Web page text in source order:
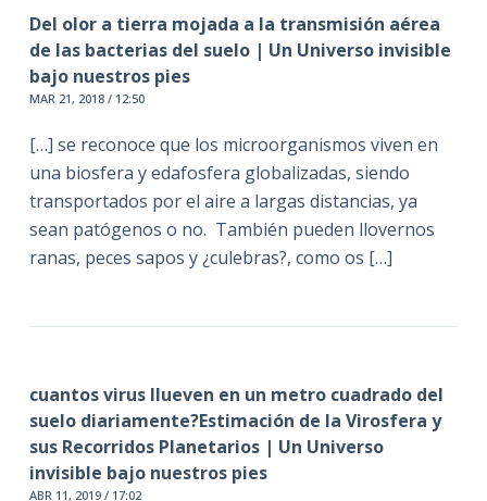
Del olor a tierra mojada a la transmisión aérea
de las bacterias del suelo | Un Universo invisible
bajo nuestros pies
MAR 21, 2018 / 12:50
[…] se reconoce que los microorganismos viven en
una biosfera y edafosfera globalizadas, siendo
transportados por el aire a largas distancias, ya
sean patógenos o no. También pueden llovernos
ranas, peces sapos y ¿culebras?, como os […]
cuantos virus llueven en un metro cuadrado del
suelo diariamente?Estimación de la Virosfera y
sus Recorridos Planetarios | Un Universo
invisible bajo nuestros pies
ABR 11, 2019 / 17:02